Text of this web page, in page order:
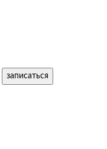
записаться